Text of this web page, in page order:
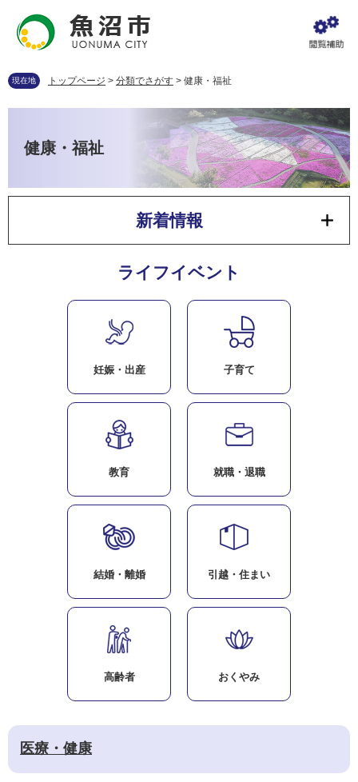
先
で
を
ば
現在地 トップページ > 分類でさがす > 健康・福祉
健康・福祉
新着情報
ライフイベント
妊娠・出産 子育て
教育 就職・退職
結婚・離婚 引越・住まい
高齢者 おくやみ
医療・健康